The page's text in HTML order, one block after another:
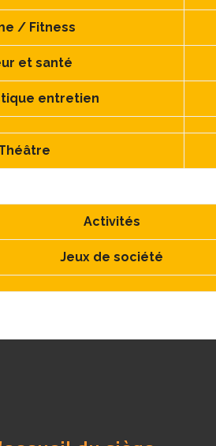
/ Fitness
et santé
entretien
Activités
Jeux de société